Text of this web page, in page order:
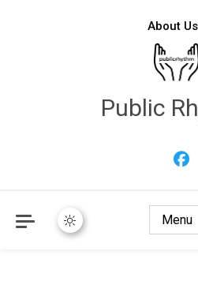
About Us
Public
Menu